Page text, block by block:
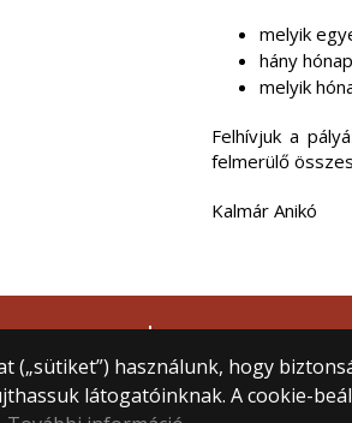
melyik
hány
melyik
Felhívjuk a
felmerülő
Kalmár Anikó
(„sütiket”) használunk, hogy
látogatóinknak. A cookie-
Kar
Központ
Facebook
Neptun
Questura
ELTE BTK HÖK